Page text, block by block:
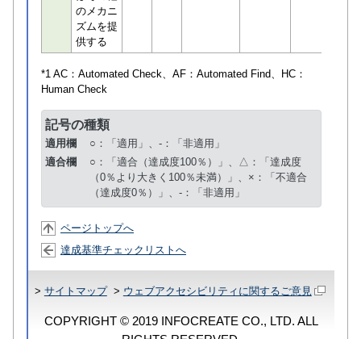
のメカニ
ズムを提
供する
*1 AC： Automated Check、AF： Automated Find、HC：
Human Check
記号の種類
適用欄
○：「適用」、-：「非適用」
適合欄
○：「適合（達成度100％）」、△：「達成度
（0％より大きく100％未満）」、×：「不適合
（達成度0％）」、-：「非適用」
ページトップへ
達成基準チェックリストへ
> サイトマップ> ウェブアクセシビリティに関するご意見
COPYRIGHT © 2019 INFOCREATE CO., LTD. ALL